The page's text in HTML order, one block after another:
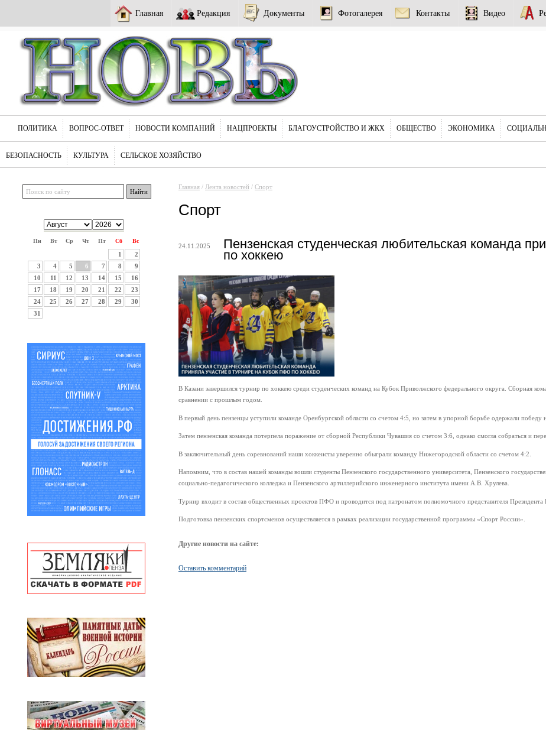
Главная Редакция Документы Фотогалерея Контакты Видео
ПОЛИТИКА ВОПРОС-ОТВЕТ НОВОСТИ КОМПАНИЙ НАЦПРОЕКТЫ БЛАГОУСТРОЙСТВО И ЖКХ ОБЩЕСТВО ЭКОНОМИКА
БЕЗОПАСНОСТЬ КУЛЬТУРА СЕЛЬСКОЕ ХОЗЯЙСТВО
Пн Вт Ср Чт Пт Сб Вс
1
2
3
4 5 6 7 8
9
10
11 12 13 14 15
16
17
18 19 20 21 22
23
24
25 26 27 28 29
30
31
Главная / Лента новостей / Спорт
Спорт
24.11.2025 Пензенская студенческая любительская команда
по хоккею
В Казани завершился турнир по хоккею среди студенческих команд на Кубок Приволжского федерального округа. Сборная
сравнении с прошлым годом.
В первый день пензенцы уступили команде Оренбургской области со счетом 4:5, но затем в упорной борьбе одержали
Затем пензенская команда потерпела поражение от сборной Республики Чувашия со счетом 3:6, однако смогла собраться и
В заключительный день соревнований наши хоккеисты уверенно обыграли команду Нижегородской области со счетом 4:2.
Напомним, что в состав нашей команды вошли студенты Пензенского государственного университета, Пензенского
социально-педагогического колледжа и Пензенского артиллерийского инженерного института имени А.В. Хрулева.
Турнир входит в состав общественных проектов ПФО и проводится под патронатом полномочного представителя
Подготовка пензенских спортсменов осуществляется в рамках реализации государственной программы «Спорт России».
Другие новости на сайте:
Оставить комментарий